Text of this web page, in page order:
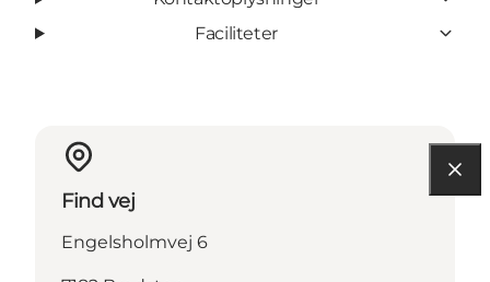
Faciliteter
Find vej
Engelsholmvej 6